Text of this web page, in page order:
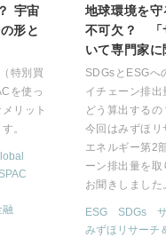
宇宙
形と
特別買
を使っ
リット
。
SPAC
融
地球環境を
不可欠？ 「
いて専門家に
SDGsとESGへ
イチェーン排出
どう算出するの
今回はみずほ
エネルギー第2
ーン排出量を
お聞きしました
ESG SDGs
みずほリサーチ